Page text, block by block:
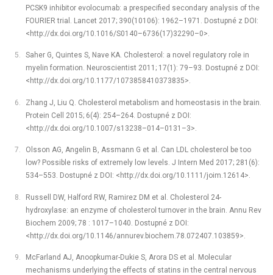
PCSK9 inhibitor evolocumab: a prespecified secondary analysis of the
FOURIER trial. Lancet 2017; 390(10106): 1962–1971. Dostupné z DOI:
<http://dx.doi.org/10.1016/S0140–6736(17)32290–0>.
Saher G, Quintes S, Nave KA. Cholesterol: a novel regulatory role in
myelin formation. Neuroscientist 2011; 17(1): 79–93. Dostupné z DOI:
<http://dx.doi.org/10.1177/1073858410373835>.
Zhang J, Liu Q. Cholesterol metabolism and homeostasis in the brain.
Protein Cell 2015; 6(4): 254–264. Dostupné z DOI:
<http://dx.doi.org/10.1007/s13238–014–0131–3>.
Olsson AG, Angelin B, Assmann G et al. Can LDL cholesterol be too
low? Possible risks of extremely low levels. J Intern Med 2017; 281(6):
534–553. Dostupné z DOI: <http://dx.doi.org/10.1111/joim.12614>.
Russell DW, Halford RW, Ramirez DM et al. Cholesterol 24-
hydroxylase: an enzyme of cholesterol turnover in the brain. Annu Rev
Biochem 2009; 78 : 1017–1040. Dostupné z DOI:
<http://dx.doi.org/10.1146/annurev.biochem.78.072407.103859>.
McFarland AJ, Anoopkumar-Dukie S, Arora DS et al. Molecular
mechanisms underlying the effects of statins in the central nervous